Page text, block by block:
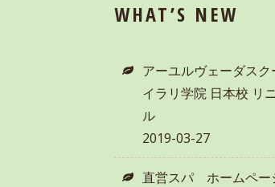
WHAT’S NEW
アーユルヴェーダス
イラリ学院 日本校 リ
ル
2019-03-27
直営スパ ホームペー